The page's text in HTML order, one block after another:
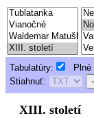
Tabulatúry:
Stiahnuť:
XIII. století